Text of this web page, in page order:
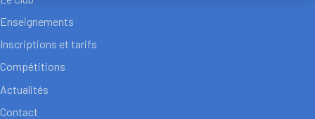
Enseignements
Inscriptions et tarifs
Compétitions
Actualités
Contact